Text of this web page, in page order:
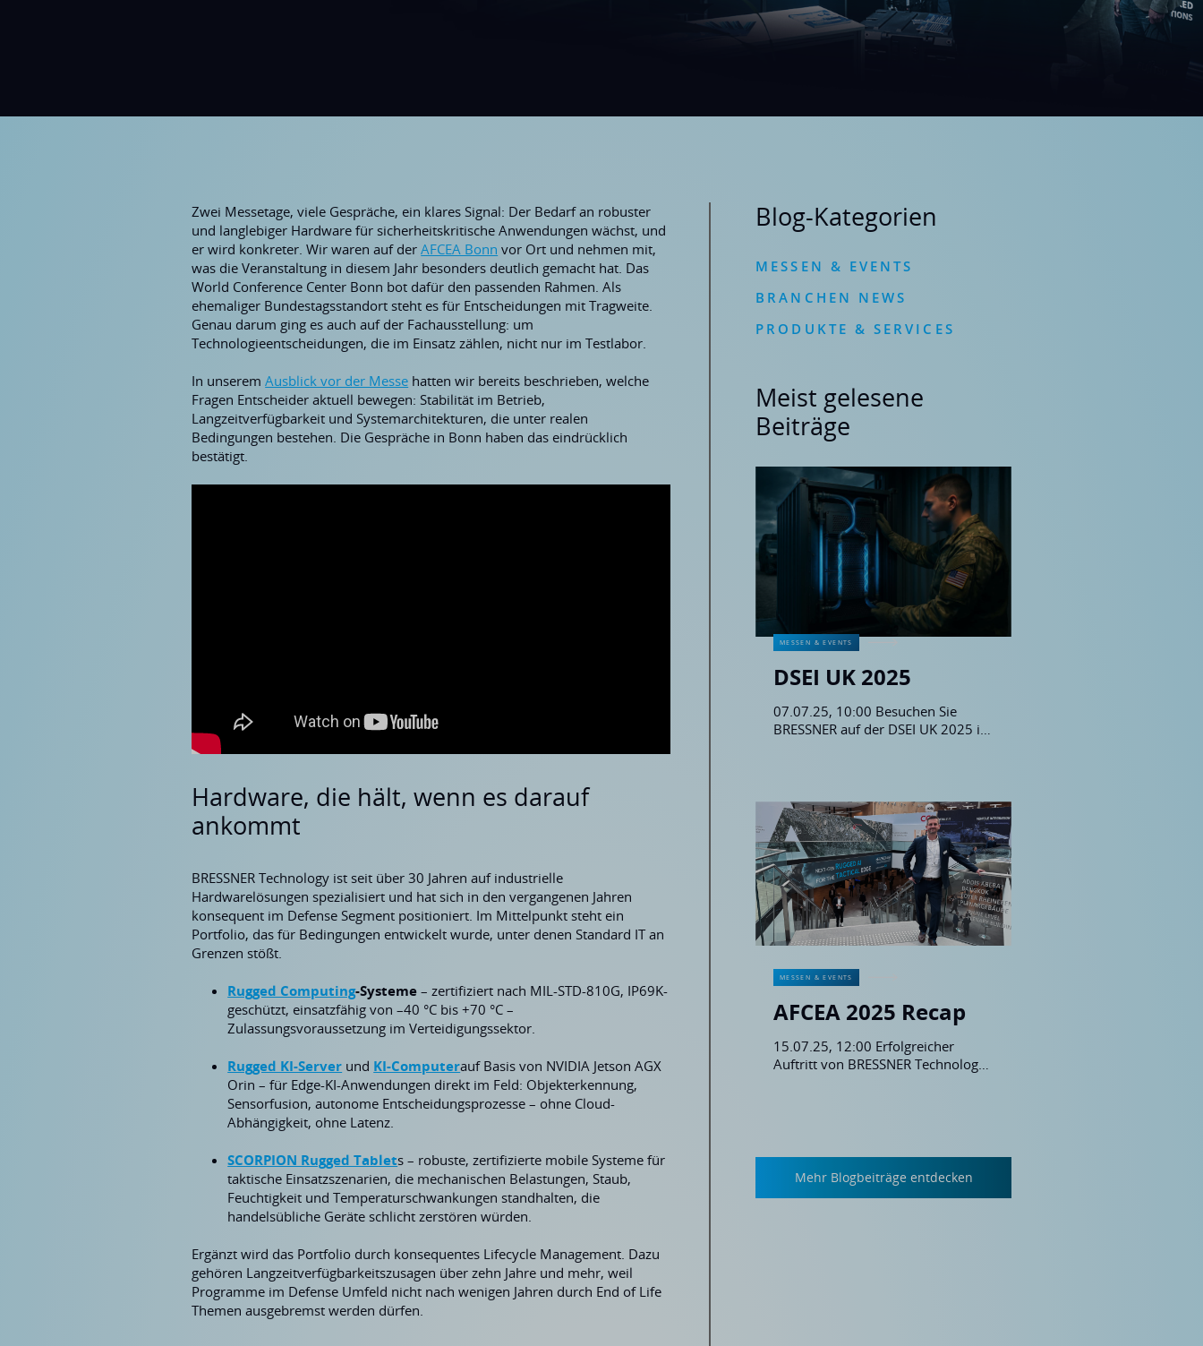
Karriere
Zwei Messetage, viele Gespräche, ein klares Signal: Der Bedarf an robuster
und langlebiger Hardware für sicherheitskritische Anwendungen wächst, und
er wird konkreter. Wir waren auf derAFCEA Bonn vor Ort und nehmen mit,
was die Veranstaltung in diesem Jahr besonders deutlich gemacht hat. Das
World Conference Center Bonn bot dafür den passenden Rahmen. Als
ehemaliger Bundestagsstandort steht es für Entscheidungen mit Tragweite.
Genau darum ging es auch auf der Fachausstellung: um
Technologieentscheidungen, die im Einsatz zählen, nicht nur im Testlabor.
In unseremAusblick vor der Messe hatten wir bereits beschrieben, welche
Fragen Entscheider aktuell bewegen: Stabilität im Betrieb,
Langzeitverfügbarkeit und Systemarchitekturen, die unter realen
Bedingungen bestehen. Die Gespräche in Bonn haben das eindrücklich
bestätigt.
Hardware, die hält, wenn es darauf
ankommt
BRESSNER Technology ist seit über 30 Jahren auf industrielle
Hardwarelösungen spezialisiert und hat sich in den vergangenen Jahren
konsequent im Defense Segment positioniert. Im Mittelpunkt steht ein
Portfolio, das für Bedingungen entwickelt wurde, unter denen Standard IT an
Grenzen stößt.
Rugged Computing-Systeme– zertifiziert nach MIL-STD-810G, IP69K-
geschützt, einsatzfähig von –40 °C bis +70 °C –
Zulassungsvoraussetzung im Verteidigungssektor.
Rugged KI-Server und KI-Computerauf Basis von NVIDIA Jetson AGX
Orin – für Edge-KI-Anwendungen direkt im Feld: Objekterkennung,
Sensorfusion, autonome Entscheidungsprozesse – ohne Cloud-
Abhängigkeit, ohne Latenz.
SCORPION Rugged Tablets – robuste, zertifizierte mobile Systeme für
taktische Einsatzszenarien, die mechanischen Belastungen, Staub,
Feuchtigkeit und Temperaturschwankungen standhalten, die
handelsübliche Geräte schlicht zerstören würden.
Ergänzt wird das Portfolio durch konsequentes Lifecycle Management. Dazu
gehören Langzeitverfügbarkeitszusagen über zehn Jahre und mehr, weil
Programme im Defense Umfeld nicht nach wenigen Jahren durch End of Life
Themen ausgebremst werden dürfen.
Blog-Kategorien
MESSEN & EVENTS
BRANCHEN NEWS
PRODUKTE & SERVICES
Meist gelesene
Beiträge
MESSEN & EVENTS
DSEI UK 2025
07.07.25, 10:00 Besuchen Sie
BRESSNER auf der DSEI UK 2025 in
Anwendungen.
MESSEN & EVENTS
AFCEA 2025 Recap
15.07.25, 12:00 Erfolgreicher
Auftritt von BRESSNER Technology
Mehr Blogbeiträge entdecken